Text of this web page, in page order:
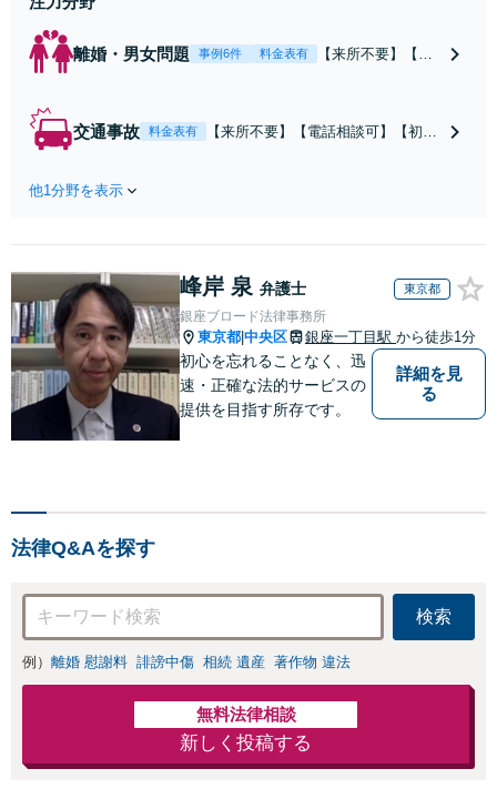
離婚・男女問題 事例6件 料金表有
【来所不要】【電
争点を整理し、見
交通事故 料金表有
【来所不要】【電話相談可】【初回
他1分野を表示
峰岸 泉 弁護士 東京都
銀座ブロード法律事務所
東京都 中央区 銀座一丁目駅 から徒歩1分
初心を忘れることなく、迅
速・正確な法的サービスの
提供を目指す所存です。
詳細を見
る
法律Q&Aを探す
検索
例） 離婚 慰謝料 誹謗中傷 相続 遺産 著作物 違法
無料法律相談
新しく投稿する